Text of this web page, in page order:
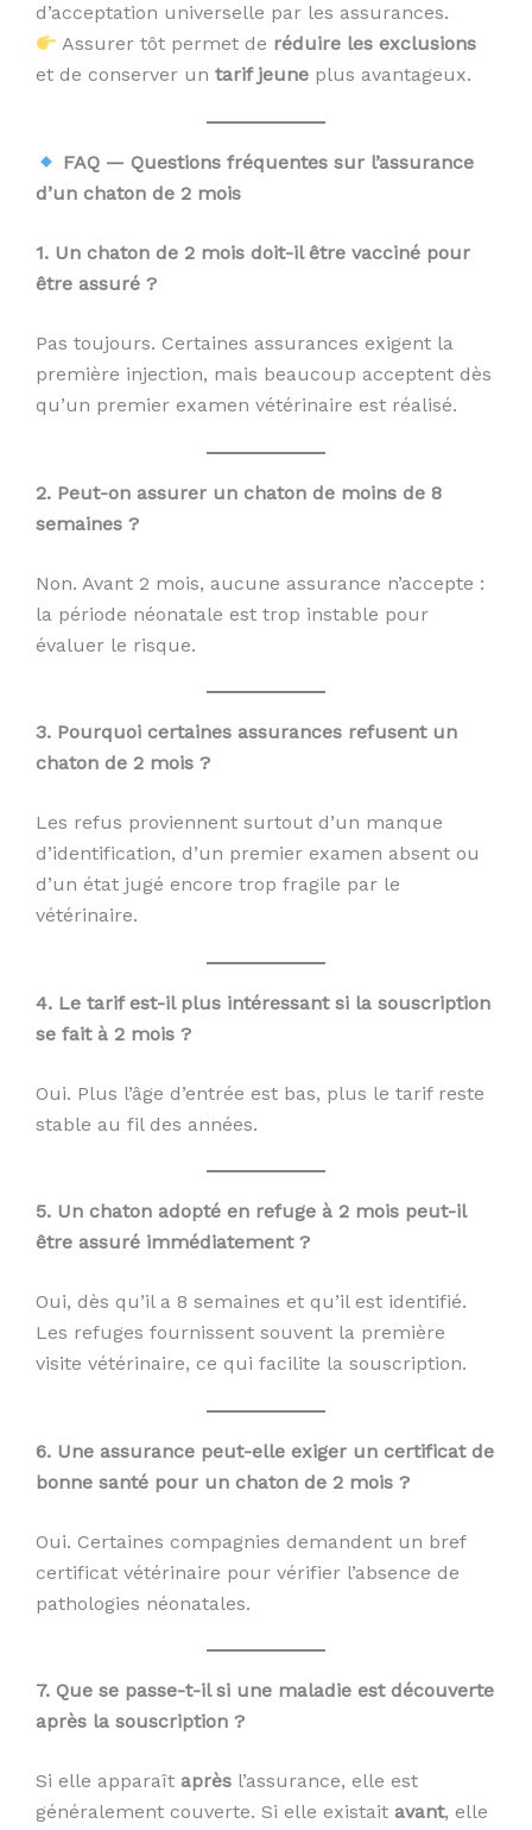
d’acceptation universelle par les assurances.
Assurer tôt permet de réduire les exclusions
et de conserver un tarif jeune plus avantageux.
FAQ — Questions fréquentes sur l’assurance
d’un chaton de 2 mois
1. Un chaton de 2 mois doit-il être vacciné pour
être assuré ?
Pas toujours. Certaines assurances exigent la
première injection, mais beaucoup acceptent dès
qu’un premier examen vétérinaire est réalisé.
2. Peut-on assurer un chaton de moins de 8
semaines ?
Non. Avant 2 mois, aucune assurance n’accepte :
la période néonatale est trop instable pour
évaluer le risque.
3. Pourquoi certaines assurances refusent un
chaton de 2 mois ?
Les refus proviennent surtout d’un manque
d’identification, d’un premier examen absent ou
d’un état jugé encore trop fragile par le
vétérinaire.
4. Le tarif est-il plus intéressant si la souscription
se fait à 2 mois ?
Oui. Plus l’âge d’entrée est bas, plus le tarif reste
stable au fil des années.
5. Un chaton adopté en refuge à 2 mois peut-il
être assuré immédiatement ?
Oui, dès qu’il a 8 semaines et qu’il est identifié.
Les refuges fournissent souvent la première
visite vétérinaire, ce qui facilite la souscription.
6. Une assurance peut-elle exiger un certificat de
bonne santé pour un chaton de 2 mois ?
Oui. Certaines compagnies demandent un bref
certificat vétérinaire pour vérifier l’absence de
pathologies néonatales.
7. Que se passe-t-il si une maladie est découverte
après la souscription ?
Si elle apparaît après l’assurance, elle est
généralement couverte. Si elle existait avant, elle